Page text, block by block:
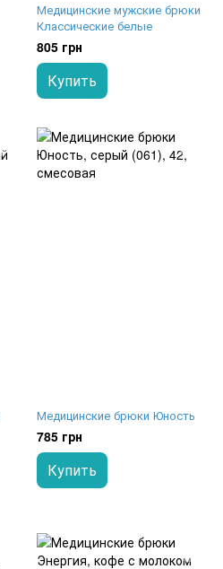
Медицинские мужские брюки
Классические белые
805 грн
Купить
Медицинские брюки Юность
785 грн
Купить